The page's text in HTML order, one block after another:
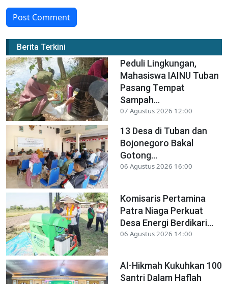
Post Comment
Berita Terkini
Peduli Lingkungan,
Mahasiswa IAINU Tuban
Pasang Tempat
Sampah...
07 Agustus 2026 12:00
13 Desa di Tuban dan
Bojonegoro Bakal
Gotong...
06 Agustus 2026 16:00
Komisaris Pertamina
Patra Niaga Perkuat
Desa Energi Berdikari...
06 Agustus 2026 14:00
Al-Hikmah Kukuhkan 100
Santri Dalam Haflah